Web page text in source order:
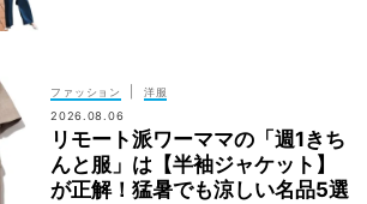
ファッション
洋服
2026.08.06
リモート派ワーママの「週1きち
んと服」は【半袖ジャケット】
が正解！猛暑でも涼しい名品5選